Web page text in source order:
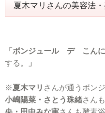
夏木マリさんの美容法
「ボンジュール デ こん
する。
」
※夏木マリ さんが通うボン
小嶋陽菜・さとう珠緒さん